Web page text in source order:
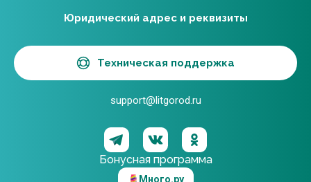
Бонусная программа
Много.ру
Юридический адрес и реквизиты
Техническая поддержка
support@litgorod.ru